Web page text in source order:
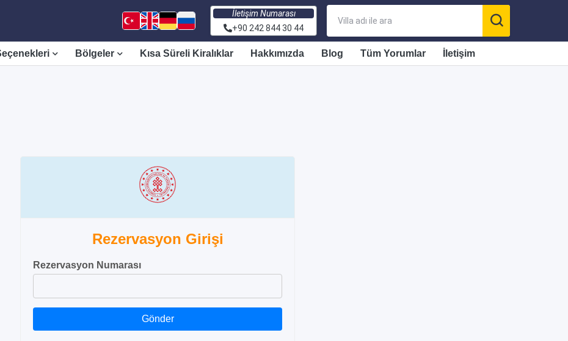
İletişim Numarası
+90 242 844 30 44
Bölgeler Kısa Süreli Kiralıklar Hakkımızda Blog Tüm Yorumlar İletişim
Rezervasyon Girişi
Rezervasyon Numarası
Gönder